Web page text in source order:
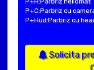
P+C:Parbriz cu
P+Hud:Parbriz cu
Solicita